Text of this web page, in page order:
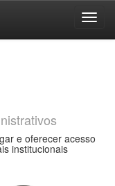
e oferecer acesso
institucionais